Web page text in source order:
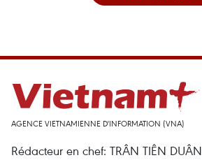
AGENCE VIETNAMIENNE D'INFORMATION (VNA)
Rédacteur en chef: TRÂN TIÊN DUÂN